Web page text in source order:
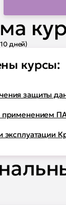
дней)
курсы:
защиты
применением
эксплуатации